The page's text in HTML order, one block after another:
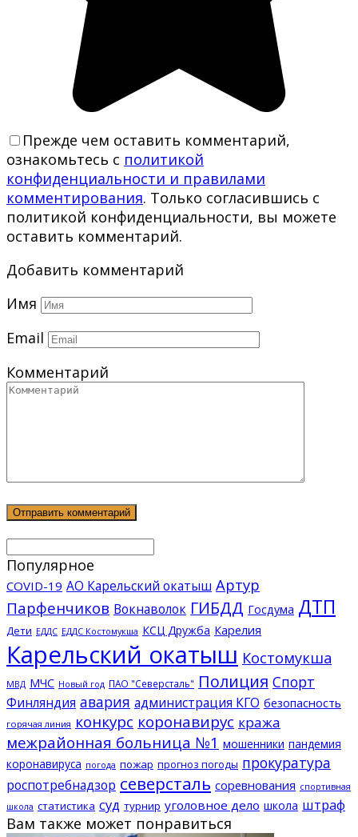
Прежде чем оставить комментарий,
ознакомьтесь с политикой
конфиденциальности и правилами
комментирования. Только согласившись с
политикой конфиденциальности, вы можете
оставить комментарий.
Добавить комментарий
Имя
Email
Комментарий
Популярное
COVID-19 АО Карельский окатыш Артур
Парфенчиков Вокнаволок ГИБДД Госдума ДТП
Дети ЕДДС ЕДДС Костомукша КСЦ Дружба Карелия
Карельский окатыш Костомукша
МВД МЧС Новый год ПАО "Северсталь" Полиция Спорт
Финляндия авария администрация КГО безопасность
горячая линия конкурс коронавирус кража
межрайонная больница №1 мошенники пандемия
коронавируса погода пожар прогноз погоды прокуратура
роспотребнадзор северсталь соревнования спортивная
школа статистика суд турнир уголовное дело школа штраф
Вам также может понравиться